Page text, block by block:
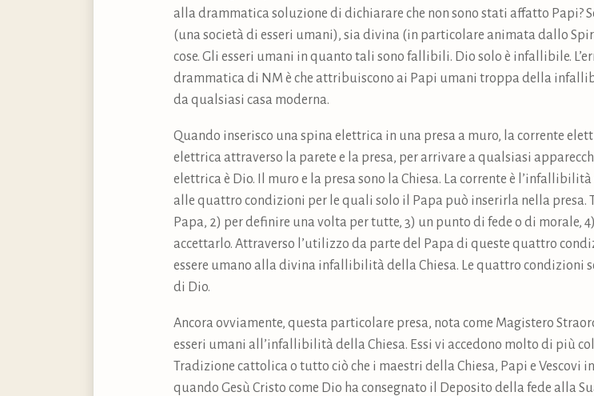
alla drammatica soluzione di dichiarare che non sono stati affatto Papi?
(una società di esseri umani), sia divina (in particolare animata dallo
cose. Gli esseri umani in quanto tali sono fallibili. Dio solo è infallibile.
drammatica di NM è che attribuiscono ai Papi umani troppa della
da qualsiasi casa moderna.
Quando inserisco una spina elettrica in una presa a muro, la corrente
elettrica attraverso la parete e la presa, per arrivare a qualsiasi
elettrica è Dio. Il muro e la presa sono la Chiesa. La corrente è
alle quattro condizioni per le quali solo il Papa può inserirla nella presa.
Papa, 2) per definire una volta per tutte, 3) un punto di fede o di
accettarlo. Attraverso l’utilizzo da parte del Papa di queste quattro
essere umano alla divina infallibilità della Chiesa. Le quattro condizioni
di Dio.
Ancora ovviamente, questa particolare presa, nota come Magistero
esseri umani all’infallibilità della Chiesa. Essi vi accedono molto di più
Tradizione cattolica o tutto ciò che i maestri della Chiesa, Papi e
quando Gesù Cristo come Dio ha consegnato il Deposito della fede alla